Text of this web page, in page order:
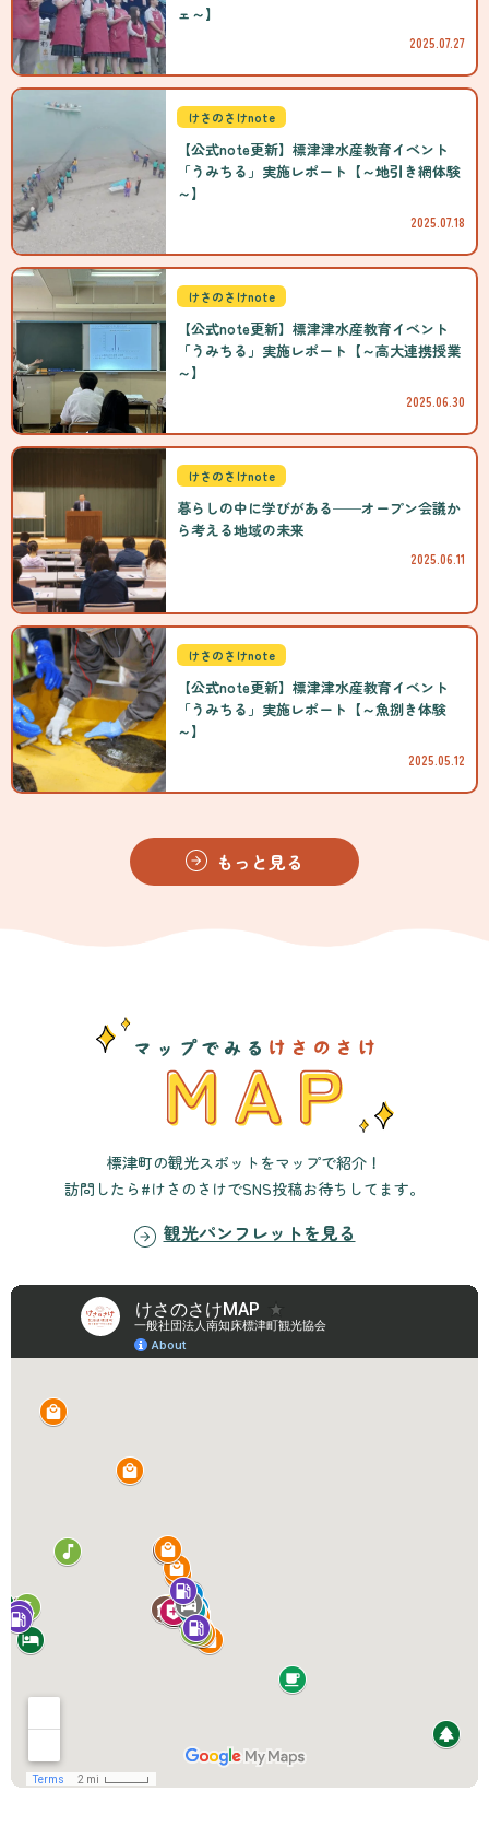
ェ～】
2025.07.27
けさのさけnote
【公式note更新】標津津水産教育イベント
「うみちる」実施レポート【～地引き網体験
～】
2025.07.18
けさのさけnote
【公式note更新】標津津水産教育イベント
「うみちる」実施レポート【～高大連携授業
～】
2025.06.30
けさのさけnote
暮らしの中に学びがある──オープン会議か
ら考える地域の未来
2025.06.11
けさのさけnote
【公式note更新】標津津水産教育イベント
「うみちる」実施レポート【～魚捌き体験
～】
2025.05.12
もっと見る
標津町の観光スポットをマップで紹介！
訪問したら#けさのさけでSNS投稿お待ちしてます。
観光パンフレットを見る